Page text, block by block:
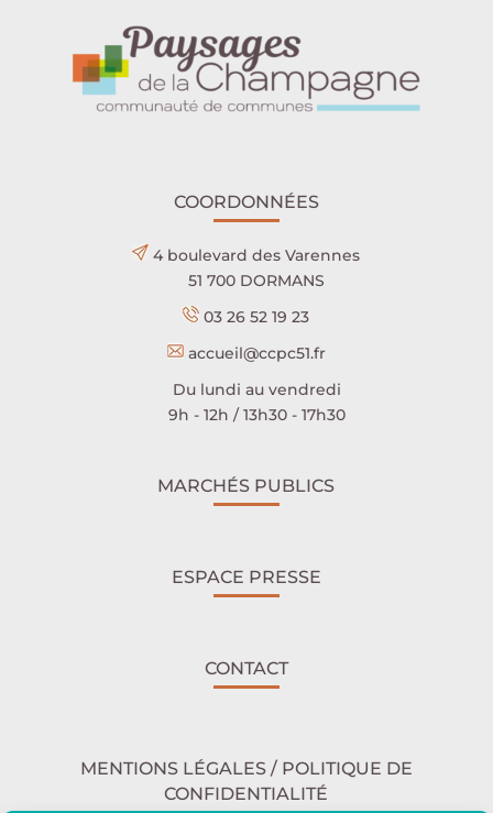
COORDONNÉES
4 boulevard des Varennes
51 700 DORMANS
03 26 52 19 23
accueil@ccpc51.fr
Du lundi au vendredi
9h - 12h / 13h30 - 17h30
MARCHÉS PUBLICS
ESPACE PRESSE
CONTACT
MENTIONS LÉGALES / POLITIQUE DE
CONFIDENTIALITÉ